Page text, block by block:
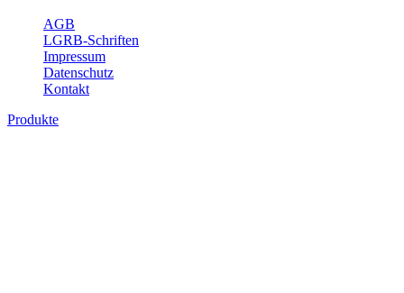
AGB
LGRB-Schriften
Impressum
Datenschutz
Kontakt
Produkte